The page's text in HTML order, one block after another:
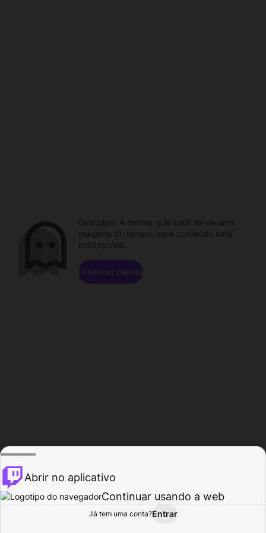
Procurar Atividade
Desculpe. A menos que você tenha uma
máquina do tempo, esse conteúdo está
indisponível.
Procurar canais
Abrir no aplicativo
Continuar usando a web
Já tem uma conta?Entrar